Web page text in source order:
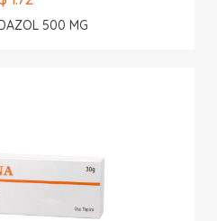
500 MG